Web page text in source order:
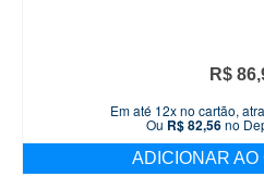
R$
Em até 12x no cartão,
Ou R$82,56no
ADICIONAR